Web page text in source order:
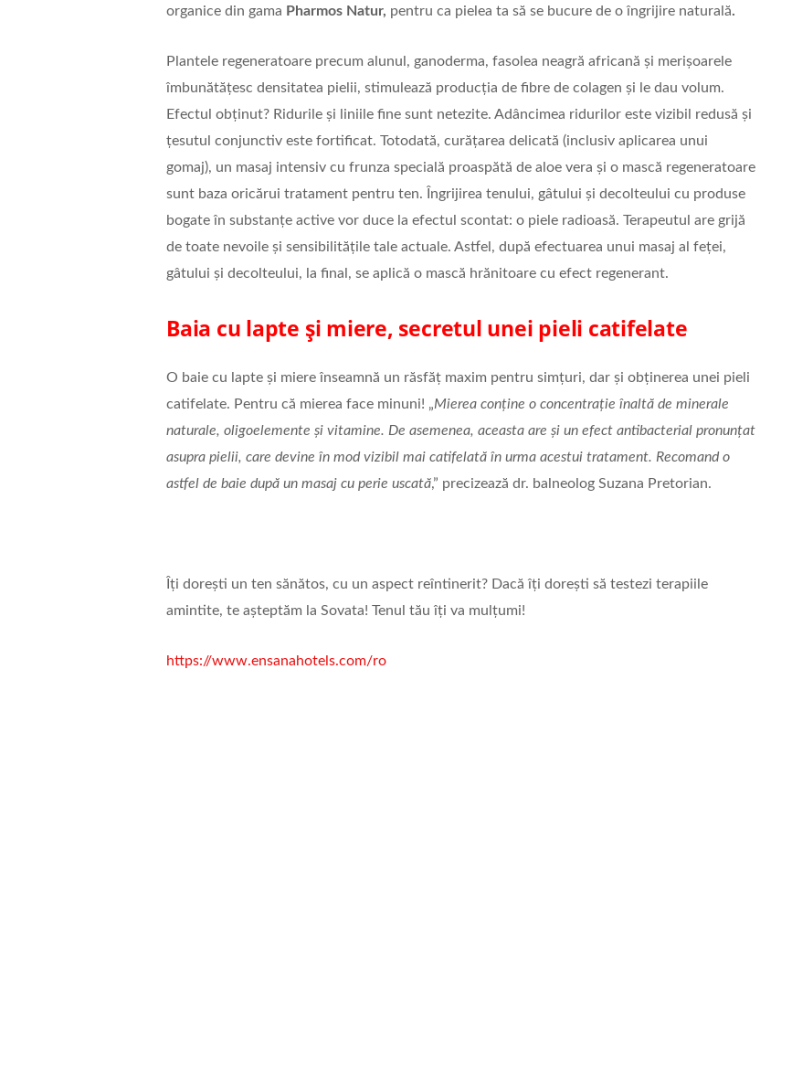
organice din gama Pharmos Natur, pentru ca pielea ta să se bucure de o îngrijire naturală.
Plantele regeneratoare precum alunul, ganoderma, fasolea neagră africană și merișoarele
îmbunătățesc densitatea pielii, stimulează producția de fibre de colagen și le dau volum.
Efectul obținut? Ridurile și liniile fine sunt netezite. Adâncimea ridurilor este vizibil redusă și
țesutul conjunctiv este fortificat. Totodată, curățarea delicată (inclusiv aplicarea unui
gomaj), un masaj intensiv cu frunza specială proaspătă de aloe vera și o mască regeneratoare
sunt baza oricărui tratament pentru ten. Îngrijirea tenului, gâtului și decolteului cu produse
bogate în substanțe active vor duce la efectul scontat: o piele radioasă. Terapeutul are grijă
de toate nevoile și sensibilitățile tale actuale. Astfel, după efectuarea unui masaj al feței,
gâtului și decolteului, la final, se aplică o mască hrănitoare cu efect regenerant.
Baia cu lapte și miere, secretul unei pieli catifelate
O baie cu lapte și miere înseamnă un răsfăț maxim pentru simțuri, dar și obținerea unei pieli
catifelate. Pentru că mierea face minuni! „Mierea conține o concentrație înaltă de minerale
naturale, oligoelemente și vitamine. De asemenea, aceasta are şi un efect antibacterial pronunţat
asupra pielii, care devine în mod vizibil mai catifelată în urma acestui tratament. Recomand o
astfel de baie după un masaj cu perie uscată,” precizează dr. balneolog Suzana Pretorian.
Îți dorești un ten sănătos, cu un aspect reîntinerit? Dacă îți dorești să testezi terapiile
amintite, te așteptăm la Sovata! Tenul tău îți va mulțumi!
https://www.ensanahotels.com/ro